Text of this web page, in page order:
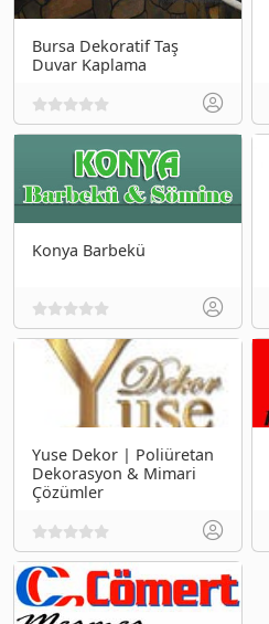
Bursa Dekoratif Taş
Duvar Kaplama
Konya Barbekü
Yuse Dekor | Poliüretan
Dekorasyon & Mimari
Çözümler